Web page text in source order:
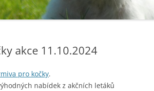
akce 11.10.2024
pro kočky.
nabídek z akčních letáků